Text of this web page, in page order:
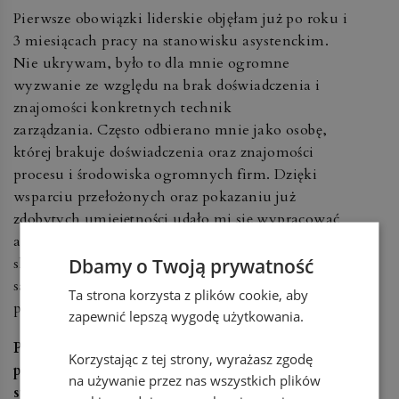
Pierwsze obowiązki liderskie objęłam już po roku i
3 miesiącach pracy na stanowisku asystenckim.
Nie ukrywam, było to dla mnie ogromne
wyzwanie ze względu na brak doświadczenia i
znajomości konkretnych technik
zarządzania. Często odbierano mnie jako osobę,
której brakuje doświadczenia oraz znajomości
procesu i środowiska ogromnych firm. Dzięki
wsparciu przełożonych oraz pokazaniu już
zdobytych umiejętności udało mi się wypracować
autorytet w zespole. Przede wszystkim starałam się
skupić na wyznaczonych celach i zadaniach oraz
samorozwoju, nie na krytyce
pozostałych współpracowników.
Pani kariera potoczyła się dość szybko. Co
pomogło Pani w 5 lat osiągnąć tak wysokie
stanowisko?
Dbamy o Twoją prywatność
Ta strona korzysta z plików cookie, aby
zapewnić lepszą wygodę użytkowania.
Korzystając z tej strony, wyrażasz zgodę
na używanie przez nas wszystkich plików